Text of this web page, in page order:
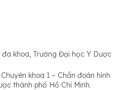
khoa, Trường Đại học Y Dược
khoa 1 – Chẩn đoán hình
thành phố Hồ Chí Minh.